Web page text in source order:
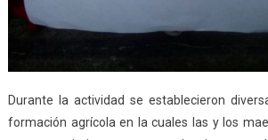
Durante la actividad se establecieron
formación agrícola en la cuales las y los